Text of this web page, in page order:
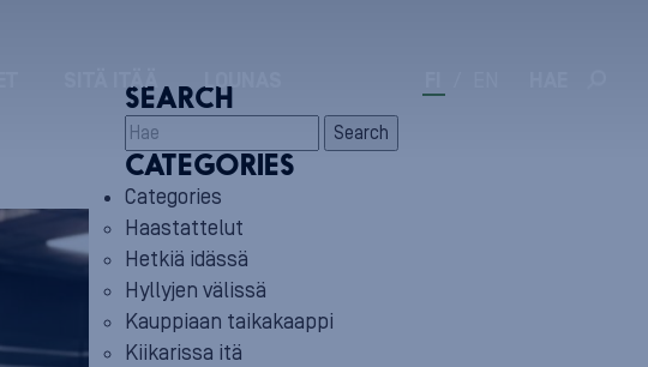
SITÄ ITÄÄ LOUNAS
SEARCH
Search
CATEGORIES
Categories
Haastattelut
Hetkiä idässä
Hyllyjen välissä
Kauppiaan taikakaappi
Kiikarissa itä